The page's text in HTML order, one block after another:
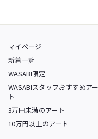
マイページ
新着一覧
WASABI限定
WASABIスタッフおすすめアー
ト
3万円未満のアート
10万円以上のアート